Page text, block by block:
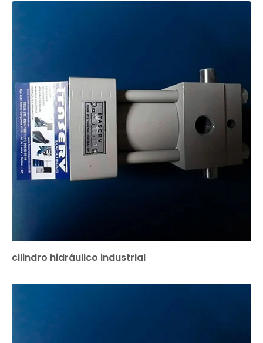
cilindro hidráulico industrial